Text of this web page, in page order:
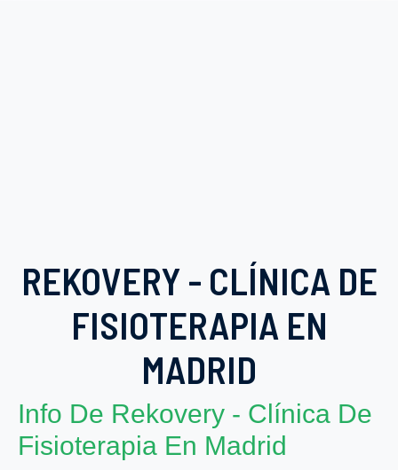
REKOVERY - CLÍNICA DE
FISIOTERAPIA EN
MADRID
Info De Rekovery - Clínica De
Fisioterapia En Madrid